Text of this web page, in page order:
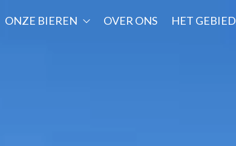
ONZE BIEREN OVER ONS HET GEBIED